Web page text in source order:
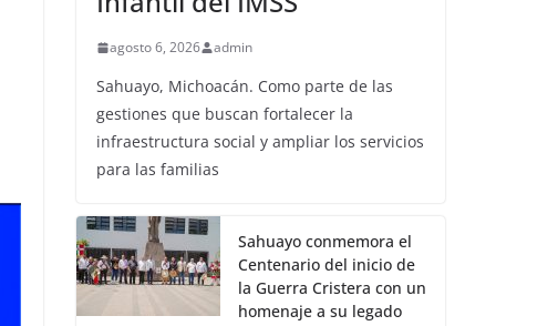
agosto 6, 2026 admin
Sahuayo, Michoacán. Como parte de las
gestiones que buscan fortalecer la
infraestructura social y ampliar los servicios
para las familias
Sahuayo conmemora el
Centenario del inicio de
la Guerra Cristera con un
homenaje a su legado